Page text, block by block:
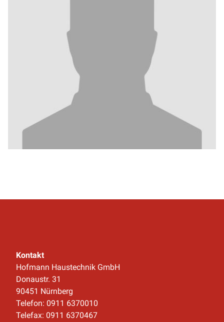
Kontakt
Hofmann Haustechnik GmbH
Donaustr. 31
90451 Nürnberg
Telefon: 0911 6370010
Telefax: 0911 6370467